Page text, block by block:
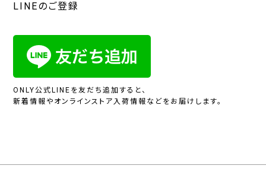
LINEのご登録
ONLY公式LINEを友だち追加すると、
新着情報やオンラインストア入荷情報などをお届けします。